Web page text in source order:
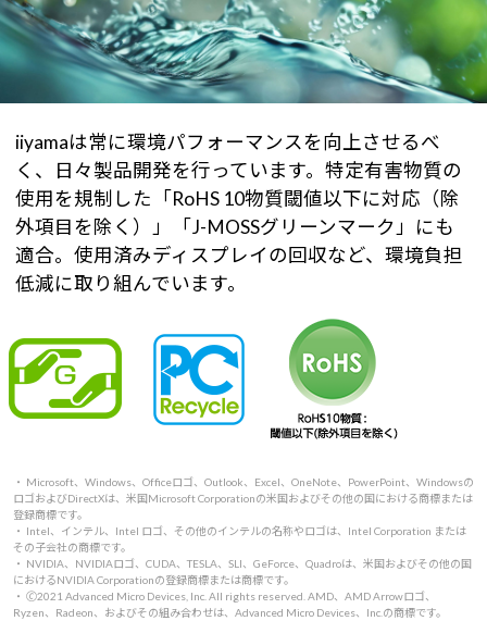
iiyamaは常に環境パフォーマンスを向上させるべ
く、日々製品開発を行っています。特定有害物質の
使用を規制した「RoHS 10物質閾値以下に対応（除
外項目を除く）」「J-MOSSグリーンマーク」にも
適合。使用済みディスプレイの回収など、環境負担
低減に取り組んでいます。
・ Microsoft、Windows、Officeロゴ、Outlook、Excel、OneNote、PowerPoint、Windowsの
ロゴおよびDirectXは、米国Microsoft Corporationの米国およびその他の国における商標または
登録商標です。
・ Intel、インテル、Intel ロゴ、その他のインテルの名称やロゴは、Intel Corporation または
その子会社の商標です。
・ NVIDIA、NVIDIAロゴ、CUDA、TESLA、SLI、GeForce、Quadroは、米国およびその他の国
におけるNVIDIA Corporationの登録商標または商標です。
・ 🄫2021 Advanced Micro Devices, Inc. All rights reserved. AMD、AMD Arrowロゴ、
Ryzen、Radeon、およびその組み合わせは、Advanced Micro Devices、Inc.の商標です。